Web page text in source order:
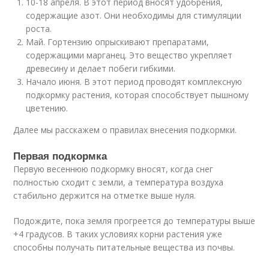
содержащие азот. Они необходимы для стимуляции
роста.
Май. Гортензию опрыскивают препаратами,
содержащими марганец. Это вещество укрепляет
древесину и делает побеги гибкими.
Начало июня. В этот период проводят комплексную
подкормку растения, которая способствует пышному
цветению.
Далее мы расскажем о правилах внесения подкормки.
Первая подкормка
Первую весеннюю подкормку вносят, когда снег
полностью сходит с земли, а температура воздуха
стабильно держится на отметке выше нуля.
Подождите, пока земля прогреется до температуры выше
+4 градусов. В таких условиях корни растения уже
способны получать питательные вещества из почвы.